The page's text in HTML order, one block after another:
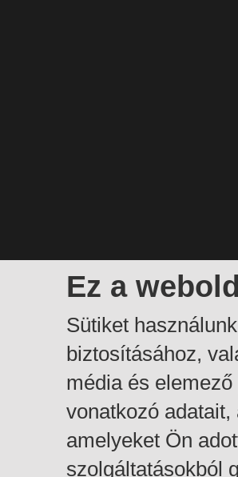
Ez a
Sütiket
biztosításához,
média és
vonatkozó
amelyeket Ön
szolgáltatásokból